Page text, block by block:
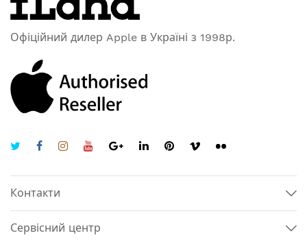
Офіційний дилер Apple в Україні з 1998р.
Контакти
Сервісний центр